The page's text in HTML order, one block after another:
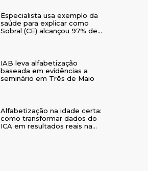
Especialista usa exemplo da
saúde para explicar como
Sobral (CE) alcançou 97% de
IAB leva alfabetização
baseada em evidências a
seminário em Três de Maio
Alfabetização na idade certa:
como transformar dados do
ICA em resultados reais na